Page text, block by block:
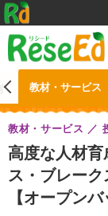
教材・サービス
高度な人材
ス・ブレー
【オープンバ
教材・サービス